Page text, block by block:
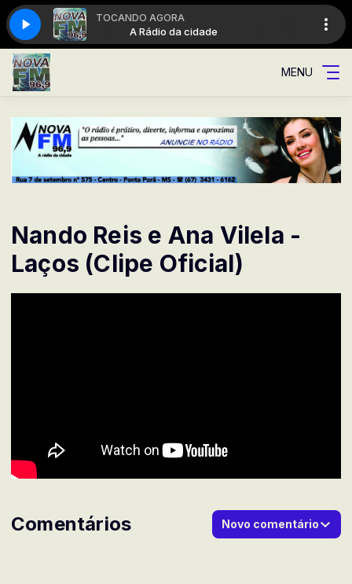
TOCANDO AGORA
A Rádio da cidade
MENU
Nando Reis e Ana Vilela -
Laços (Clipe Oficial)
Comentários Novo comentário